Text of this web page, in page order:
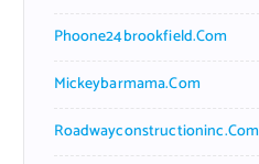
Phoone24brookfield.com
Mickeybarmama.com
Roadwayconstructioninc.com